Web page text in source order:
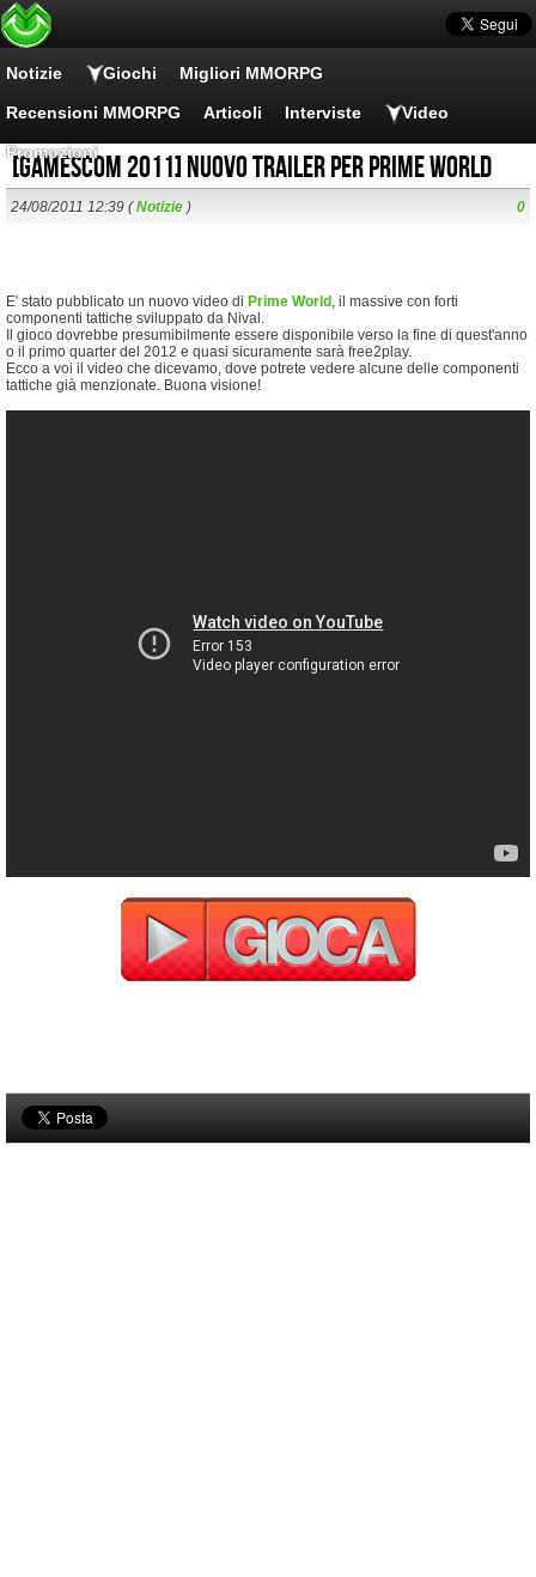
Notizie Giochi Migliori MMORPG
Recensioni MMORPG Articoli Interviste Video
Promozioni
[Gamescom 2011] Nuovo trailer per Prime World
24/08/2011 12:39 (Notizie ) 0
E' stato pubblicato un nuovo video di Prime World , il massive con forti
componenti tattiche sviluppato da Nival.
Il gioco dovrebbe presumibilmente essere disponibile verso la fine di quest'anno
o il primo quarter del 2012 e quasi sicuramente sarà free2play.
Ecco a voi il video che dicevamo, dove potrete vedere alcune delle componenti
tattiche già menzionate. Buona visione!